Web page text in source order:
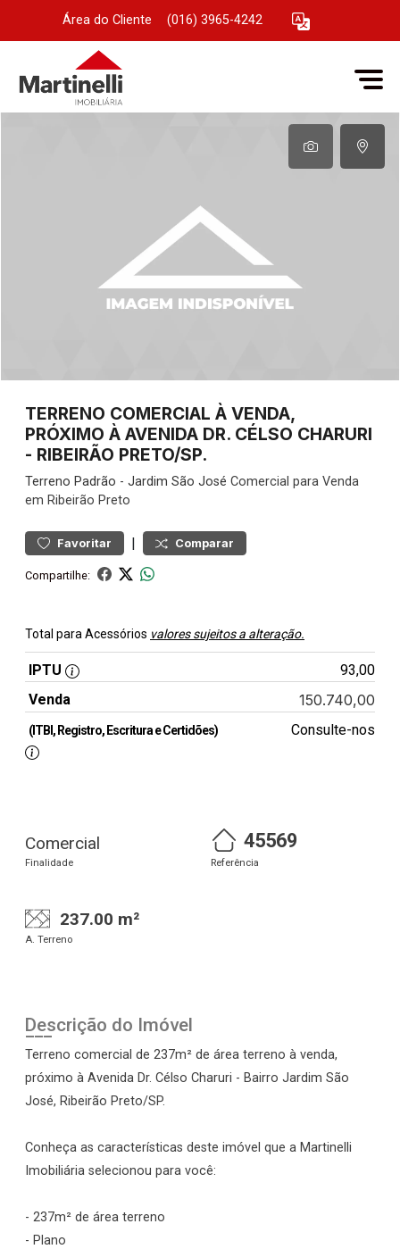
Área do Cliente (016) 3965-4242
TERRENO COMERCIAL À VENDA,
PRÓXIMO À AVENIDA DR. CÉLSO CHARURI
- RIBEIRÃO PRETO/SP.
Terreno Padrão - Jardim São José Comercial para Venda
em Ribeirão Preto
Favoritar | Comparar
Compartilhe:
Total para Acessórios valores sujeitos a alteração.
IPTU
93,00
Venda
150.740,00
(ITBI, Registro, Escritura e Certidões) Consulte-nos
Comercial
Finalidade
45569
Referência
237.00 m²
A. Terreno
Descrição do Imóvel
Terreno comercial de 237m² de área terreno à venda,
próximo à Avenida Dr. Célso Charuri - Bairro Jardim São
José, Ribeirão Preto/SP.
Conheça as características deste imóvel que a Martinelli
Imobiliária selecionou para você:
- 237m² de área terreno
- Plano